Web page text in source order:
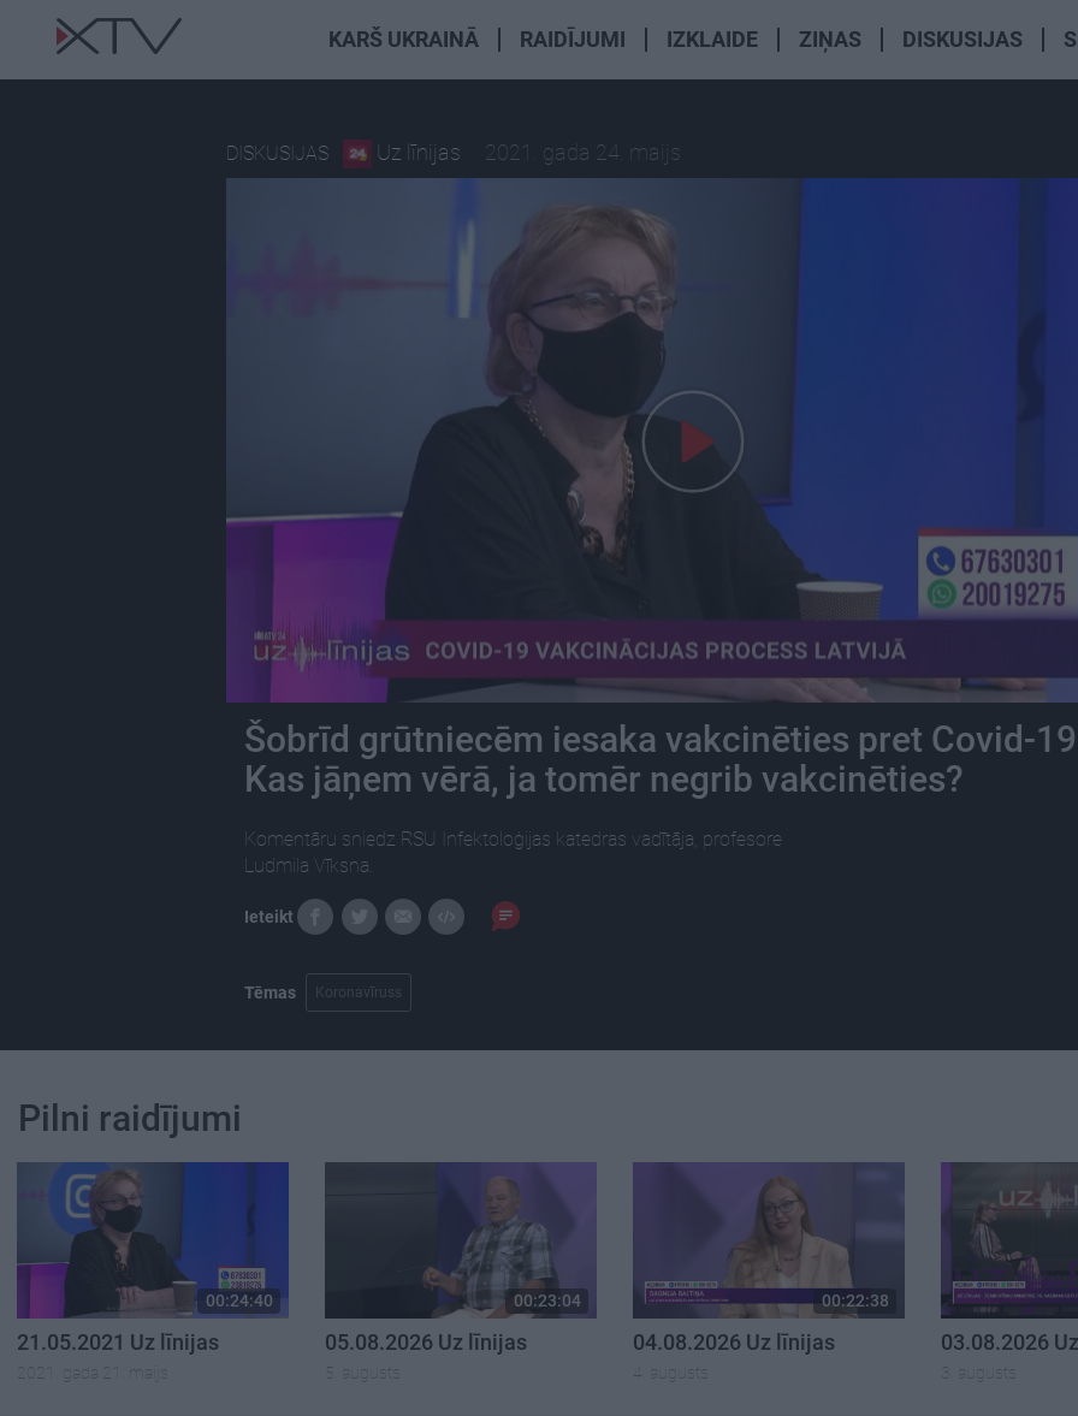
KARŠ UKRAINĀ RAIDĪJUMI IZKLAIDE ZIŅAS DISKUSIJAS
DISKUSIJAS Uz līnijas 2021. gada 24. maijs
Šobrīd grūtniecēm iesaka vakcinēties pret Covid-
Kas jāņem vērā, ja tomēr negrib vakcinēties?
Komentāru sniedz RSU Infektoloģijas katedras vadītāja, profesore
Ludmila Vīksna.
Ieteikt
Tēmas Koronavīruss
Pilni raidījumi
00:24:40
21.05.2021 Uz līnijas
2021. gada 21. maijs
00:23:04
05.08.2026 Uz līnijas
5. augusts
00:22:38
04.08.2026 Uz līnijas
4. augusts
03.08.2026
3. augusts